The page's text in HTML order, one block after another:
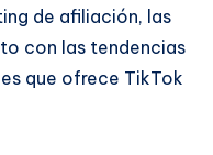
de afiliación, las
con las tendencias
que ofrece TikTok